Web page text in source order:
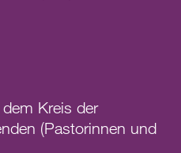
Kreis der
(Pastorinnen und